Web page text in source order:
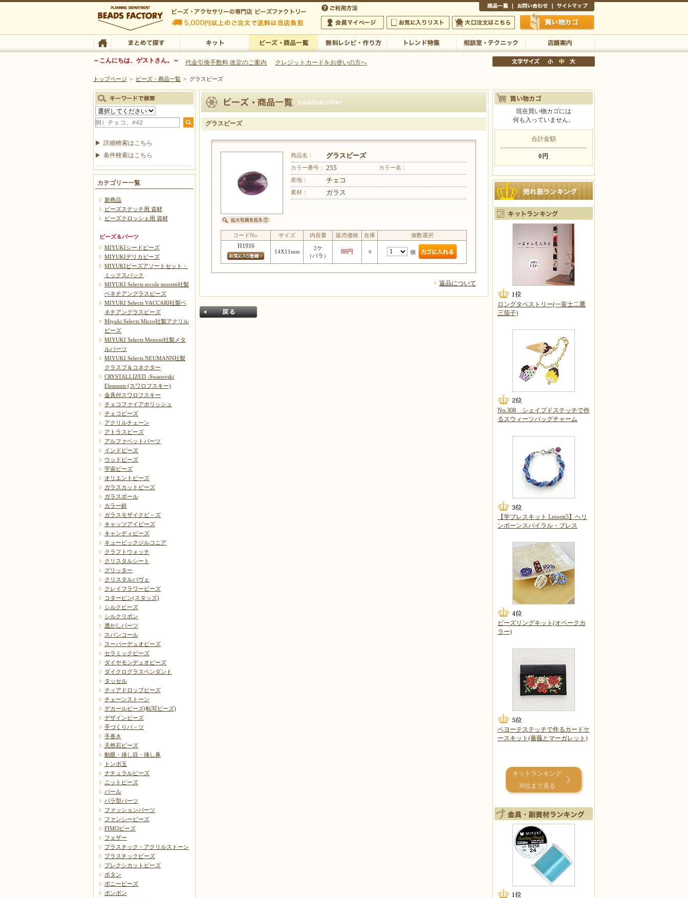
ビーズファクトリー ビーズ・パーツ・金具など・アクセサリーの専門店
ビーズ・アクセサリーの専門店 ビーズファクトリー 5,000円以上のご注文で送料は当店が負担いたします
ビーズ・アクセサリーの専門店 ビーズファクトリー 5,000円以上のご注文で送料は当店が負担いたします
会員マイページ
お気に入りリスト 大口注文はこちら 買い物かご
TOP まとめて探す 店舗案内
～こんにちは、ゲストさん。～ 代金引換手数料 改定のご案内 クレジットカードをお使いの方へ
トップページ > ビーズ・商品一覧 > グラスビーズ
グラスビーズ
商品名： グラスビーズ
カラー番号： 255
カラー名：
産地：
チェコ
素材： ガラス
コードNo. サイズ 内容量 販売価格 在庫 個数選択
H1916
14X11mm
2ケ
（バラ）
88円 ○ 個
返品について
詳細検索はこちら
条件検索はこちら
カテゴリー一覧
新商品
ビーズステッチ用 資材
ビーズクロッシェ用 資材
ビーズ＆パーツ
MIYUKIシードビーズ
MIYUKIデリカビーズ
MIYUKIビーズアソートセット・
ミックスパック
MIYUKI Selects ercole moretti社製
ベネチアングラスビーズ
MIYUKI Selects VACCARI社製ベ
ネチアングラスビーズ
Miyuki Selects Micro社製アクリル
ビーズ
MIYUKI Selects Menoni社製メタ
ルパーツ
MIYUKI Selects NEUMANN社製
クラスプ＆コネクター
CRYSTALLIZED -Swarovski
Elements (スワロフスキー)
金具付スワロフスキー
チェコファイアポリッシュ
チェコビーズ
アクリルチェーン
アトラスビーズ
アルファベットパーツ
インドビーズ
ウッドビーズ
宇宙ビーズ
オリエントビーズ
ガラスカットビーズ
ガラスボール
カラー鈴
ガラスモザイクビ－ズ
キャッツアイビーズ
キャンディビーズ
キュービックジルコニア
クラフトウォッチ
クリスタルシート
グリッター
クリスタルパヴェ
クレイフラワービーズ
コターピン(スタッズ)
シルクビーズ
シルクリボン
透かしパーツ
スパンコール
スーパーデュオビーズ
セラミックビーズ
ダイヤモンデュオビーズ
ダイクログラスペンダント
タッセル
ティアドロップビーズ
チェーンストーン
デカールビーズ(転写ビーズ)
デザインビーズ
手づくりパ－ツ
手巻き
天然石ビーズ
動眼・挿し目・挿し鼻
トンボ玉
ナチュラルビーズ
ニットビーズ
パール
バラ型パーツ
ファッションパーツ
ファンシービーズ
FIMOビーズ
フェザー
プラスチック・アクリルストーン
プラスチックビーズ
プレクシカットビーズ
ボタン
ポニービーズ
ポンポン
現在買い物カゴには
何も入っていません。
合計金額
0円
ロングタペストリー(一富士二鷹
三茄子)
No.308 シェイプドステッチで作
るスウィーツバッグチャーム
【学ブレスキット Lesson5】ヘリ
ンボーンスパイラル・ブレス
ビーズリングキット(オペークカ
ラー)
ペヨーテステッチで作るカードケ
ースキット(薔薇とマーガレット)
キットランキング
30位まで見る